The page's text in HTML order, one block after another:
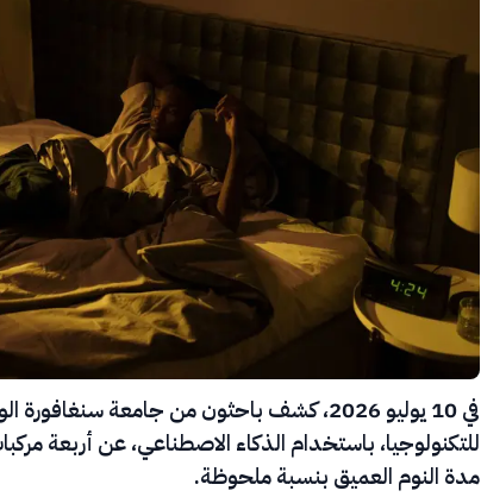
في 10 يوليو 2026، كشف باحثون من جامعة
للتكنولوجيا، باستخدام الذكاء الاصطناعي، عن أربعة
مدة النوم العميق بنسبة ملحوظة.